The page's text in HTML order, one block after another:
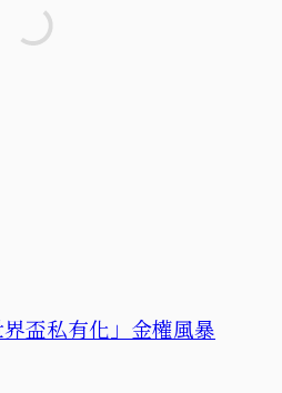
盃私有化」金權風暴